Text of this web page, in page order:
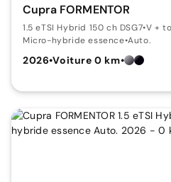
Cupra FORMENTOR
1.5 eTSI Hybrid 150 ch DSG7•V +
Micro-hybride essence•Auto.
2026•Voiture 0 km•